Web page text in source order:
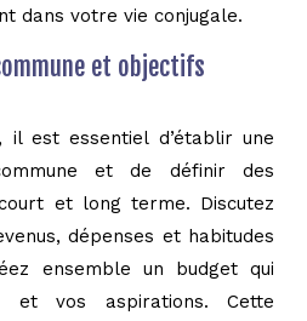
dans votre vie conjugale.
et objectifs
il est essentiel d’établir une
et de définir des
et long terme. Discutez
dépenses et habitudes
ensemble un budget qui
et vos aspirations. Cette